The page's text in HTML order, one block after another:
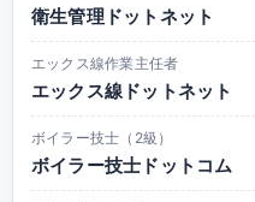
衛生管理ドットネット
エックス線作業主任者
エックス線ドットネット
ボイラー技士（2級）
ボイラー技士ドットコム